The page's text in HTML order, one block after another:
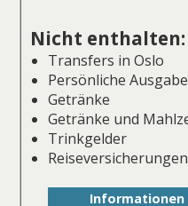
Nicht enthalten:
Transfers in Oslo
Persönliche
Getränke
Getränke und
Trinkgelder
Reiseversicherungen
Informationen